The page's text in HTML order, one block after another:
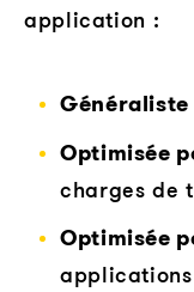
application :
Généraliste
Optimisée
charges de
Optimisée